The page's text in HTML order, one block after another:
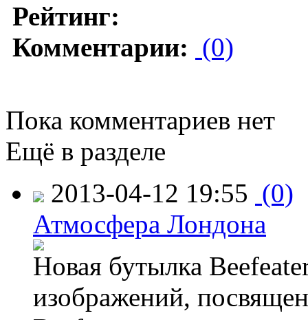
Рейтинг:
Комментарии: (0)
Пока комментариев нет
Ещё в разделе
2013-04-12 19:55 (0)
Атмосфера Лондона
Новая бутылка
изображений,